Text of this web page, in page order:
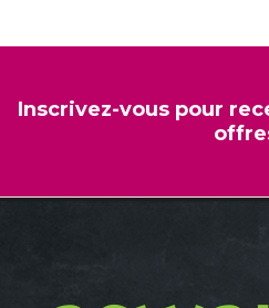
Inscrivez-vous pour